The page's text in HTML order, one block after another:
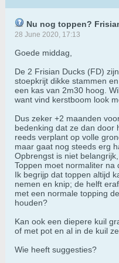
Nu nog toppen?
28 June 2020, 17:13
Goede middag,
De 2 Frisian Ducks (FD)
stoepkrijt dikke stammen
een kas van 2m30 hoog.
want vind kerstboom look
Dus zeker +2 maanden
bedenking dat ze dan door
reeds verplant op volle
maar gaat nog steeds erg
Opbrengst is niet
Toppen moet normaliter na
Ik begrijp dat toppen altijd
nemen en knip; de helft
met een normale topping
houden?
Kan ook een diepere kuil
of met pot en al in de kuil
Wie heeft suggesties?